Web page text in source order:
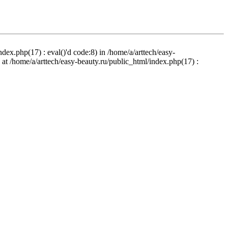
: eval()'d code:8) in /home/a/arttech/easy-
/home/a/arttech/easy-beauty.ru/public_html/index.php(17) :